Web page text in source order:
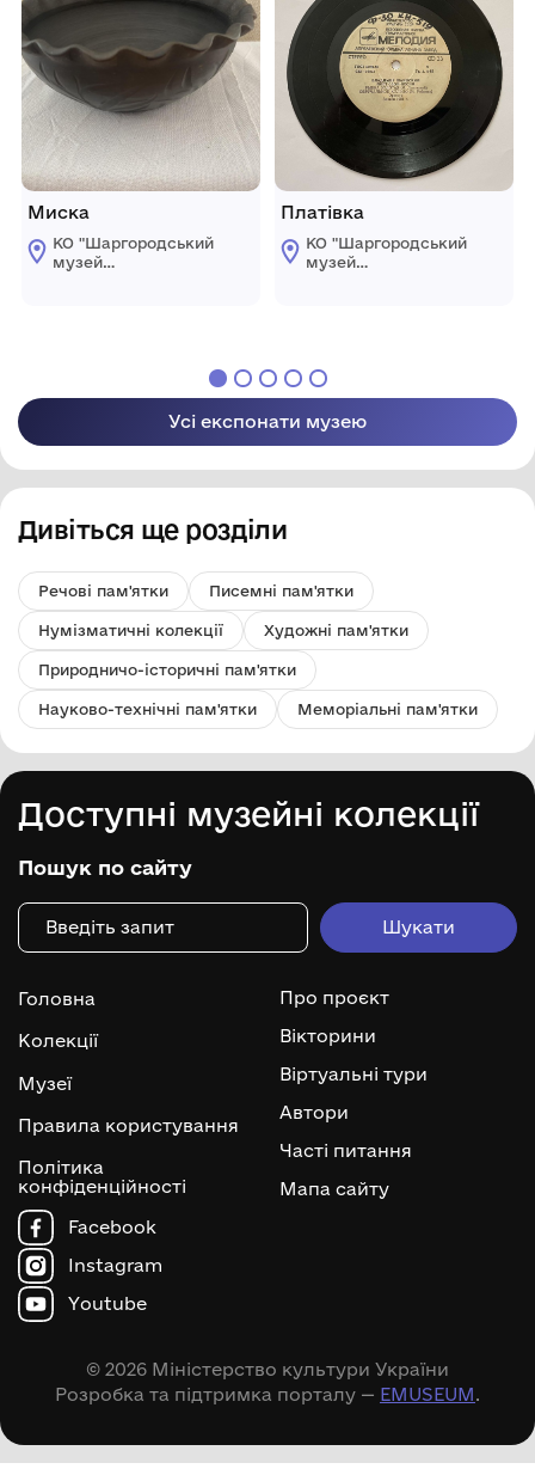
Миска
КО "Шаргородський
музей
Платівка
КО "Шаргородський
музей
Усі експонати музею
Дивіться ще розділи
Речові пам'ятки Писемні пам'ятки
Нумізматичні колекції Художні пам'ятки
Природничо-історичні пам'ятки
Науково-технічні пам'ятки Меморіальні пам'ятки
Доступні музейні колекції
Пошук по сайту
Головна
Колекції
Музеї
Правила користування
Політика
конфіденційності
Про проєкт
Вікторини
Віртуальні тури
Автори
Часті питання
Мапа сайту
Facebook
Instagram
Youtube
© 2026 Міністерство культури України
Розробка та підтримка порталу — EMUSEUM.